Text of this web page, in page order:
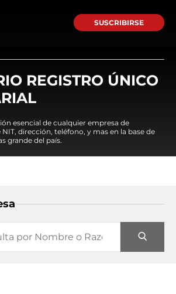
SUSCRIBIRSE
REGISTRO ÚNICO
esencial de cualquier empresa de
dirección, teléfono, y mas en la base de
grande del país.